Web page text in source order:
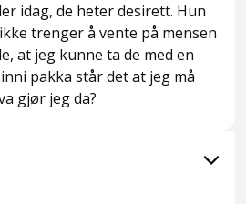
idag, de heter desirett. Hun
trenger å vente på mensen
at jeg kunne ta de med en
pakka står det at jeg må
gjør jeg da?